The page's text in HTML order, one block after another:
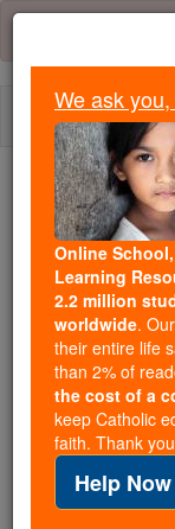
Skip
content
Students
Faith
Because of
Catholic
free, faithful
million
of noise and
souls with
If everyone
We ask
Online
Learning
2.2 million
worldwide.
their entire life
than 2% of
the cost of a
keep Catholic
faith. Thank
Help Now